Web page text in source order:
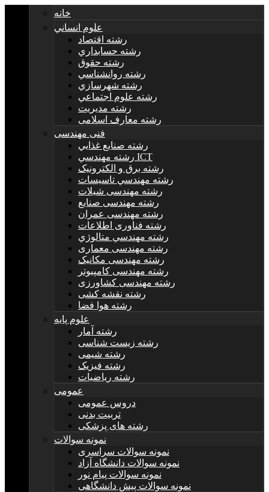
خانه
علوم انساني
رشته اقتصاد
رشته حسابداري
رشته حقوق
رشته روانشناسي
رشته شهرسازي
رشته علوم اجتماعي
رشته مديريت
رشته معارف اسلامی
فنی مهندسی
رشته صنايع غذايي
رشته مهندسي ICT
رشته برق و الکترونيک
رشته مهندسي تاسيسات
رشته مهندسی شیلات
رشته مهندسی صنایع
رشته مهندسی عمران
رشته فناوری اطلاعات
رشته مهندسي متالوژي
رشته مهندسی معماری
رشته مهندسی مکانیک
رشته مهندسی کامپیوتر
رشته مهندسی کشاورزی
رشته نقشه کشی
رشته هوا فضا
علوم پایه
رشته آمار
رشته زیست شناسی
رشته شیمی
رشته فیزیک
رشته ریاضیات
عمومی
دروس عمومی
تربیت بدنی
رشته های پزشکی
نمونه سوالات
نمونه سوالات سراسری
نمونه سوالات دانشگاه آزاد
نمونه سوالات پیام نور
نمونه سوالات پیش دانشگاهی